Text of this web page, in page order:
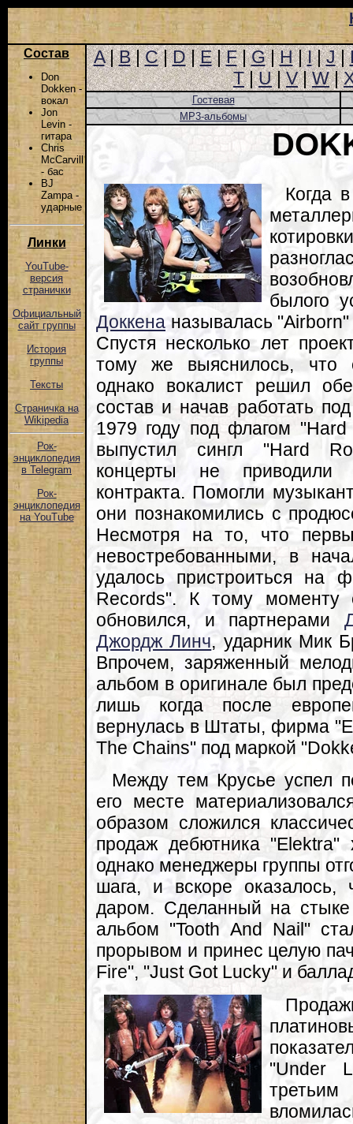
Состав
Don
Dokken -
вокал
Jon
Levin -
гитара
Chris
McCarvill
- бас
BJ
Zampa -
ударные
Линки
YouTube-
версия
странички
Официальный
сайт группы
История
группы
Тексты
Страничка на
Wikipedia
Рок-
энциклопедия
в Telegram
Рок-
энциклопедия
на YouTube
A|B|C|D|E|F|G|H|I|J|
T|U|V|W|
Гостевая
MP3-альбомы
Когда
былого
Доккена называлась
Спустя несколько лет
тому же выяснилось, что
однако вокалист решил
состав и начав работать
1979 году под флагом
выпустил сингл "Hard
концерты не приводили
контракта. Помогли
они познакомились с
Несмотря на то, что
невостребованными, в
удалось пристроиться на
Records". К тому моменту
обновился, и партнерами
Джордж Линч, ударник Мик
Впрочем, заряженный
альбом в оригинале был
лишь когда после
вернулась в Штаты, фирма
The Chains" под маркой
Между тем Крусье успел
его месте
образом сложился
продаж дебютника "Elektra"
однако менеджеры группы
шага, и вскоре
даром. Сделанный на стыке
альбом "Tooth And Nail"
прорывом и принес целую
Fire", "Just Got Lucky" и
"Under